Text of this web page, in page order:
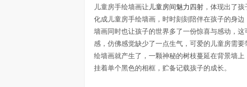
儿童房手绘墙画让 儿童房间魅力四射，体现出了孩
化成儿童房手绘墙画，时时刻刻陪伴在孩子的身
墙画同时也让孩子的世界多了一份惊喜与感动，
感，仿佛感觉缺少了一点生气，可爱的儿童房需
绘墙画就产生了，一颗神秘的树枝蔓延在背景墙
挂着单个黑色的相框，贮备记载孩子的成长。